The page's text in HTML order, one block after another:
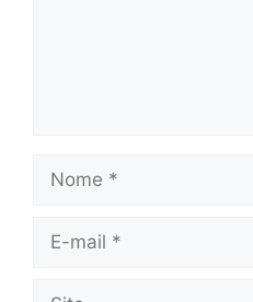
Nome
Site